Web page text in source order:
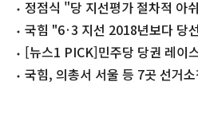
증(종합)
정점식 "당 지선평가 절차적
유"국힘 "6·3 지선 2018년보다 당
평 [뉴스1 PICK]민주당 당권 레이
청래·김민석
국힘, 의총서 서울 등 7곳 선거